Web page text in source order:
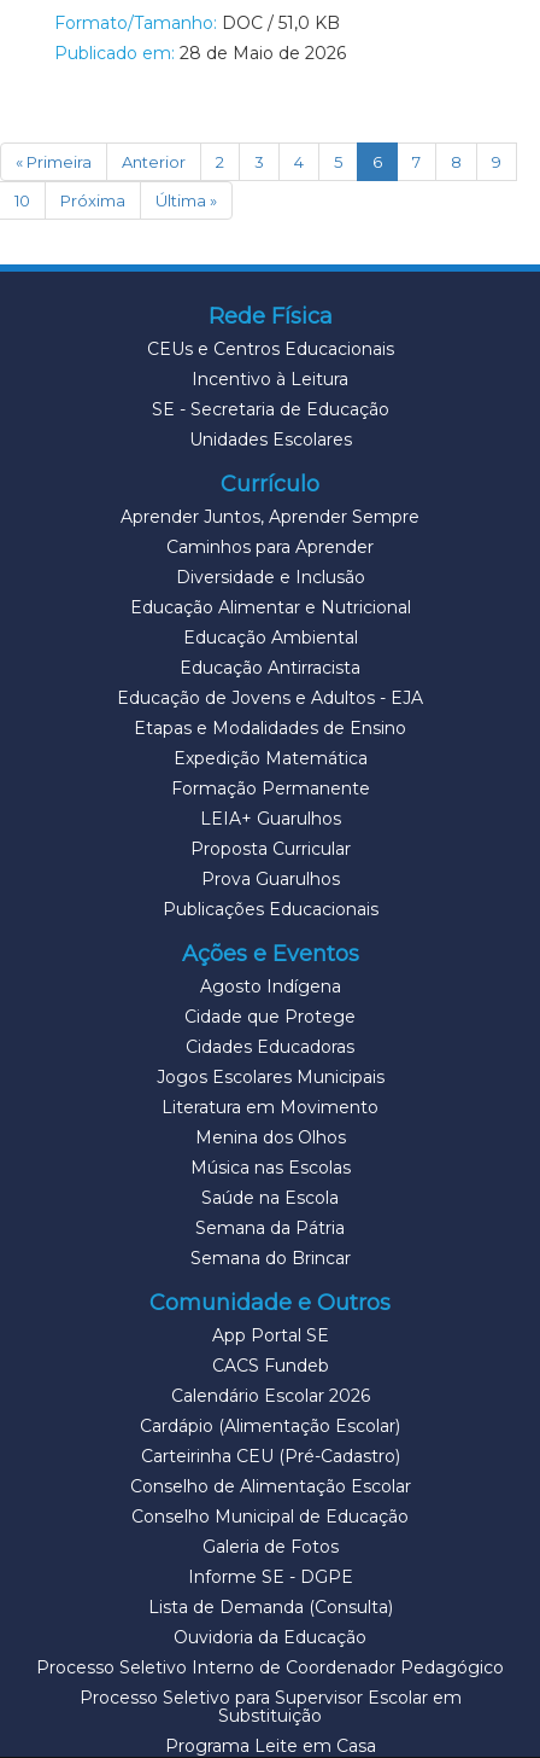
Formato/Tamanho: DOC / 51,0 KB
Publicado em: 28 de Maio de 2026
« Primeira Anterior 2 3 4 5 6(current)
7 8
9
10
Próxima Última »
Rede Física
CEUs e Centros Educacionais
Incentivo à Leitura
SE - Secretaria de Educação
Unidades Escolares
Currículo
Aprender Juntos, Aprender Sempre
Caminhos para Aprender
Diversidade e Inclusão
Educação Alimentar e Nutricional
Educação Ambiental
Educação Antirracista
Educação de Jovens e Adultos - EJA
Etapas e Modalidades de Ensino
Expedição Matemática
Formação Permanente
LEIA+ Guarulhos
Proposta Curricular
Prova Guarulhos
Publicações Educacionais
Ações e Eventos
Agosto Indígena
Cidade que Protege
Cidades Educadoras
Jogos Escolares Municipais
Literatura em Movimento
Menina dos Olhos
Música nas Escolas
Saúde na Escola
Semana da Pátria
Semana do Brincar
Comunidade e Outros
App Portal SE
CACS Fundeb
Calendário Escolar 2026
Cardápio (Alimentação Escolar)
Carteirinha CEU (Pré-Cadastro)
Conselho de Alimentação Escolar
Conselho Municipal de Educação
Galeria de Fotos
Informe SE - DGPE
Lista de Demanda (Consulta)
Ouvidoria da Educação
Processo Seletivo Interno de Coordenador Pedagógico
Processo Seletivo para Supervisor Escolar em
Substituição
Programa Leite em Casa